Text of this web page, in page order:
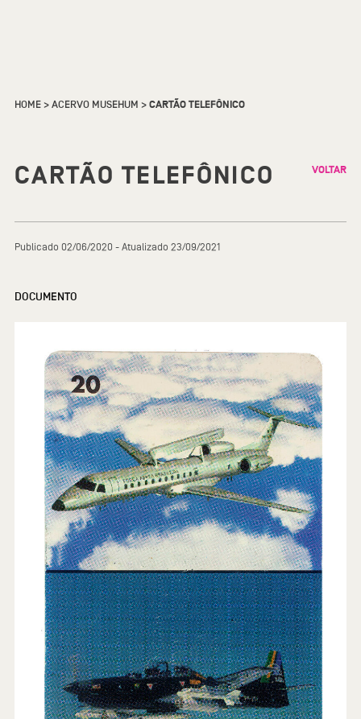
HOME>ACERVO MUSEHUM >CARTÃO TELEFÔNICO
CARTÃO TELEFÔNICO VOLTAR
Publicado 02/06/2020 - Atualizado 23/09/2021
DOCUMENTO